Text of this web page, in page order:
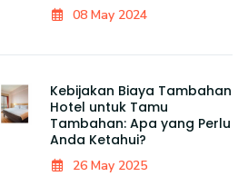
08 May 2024
Kebijakan Biaya Tambahan
Hotel untuk Tamu
Tambahan: Apa yang Perlu
Anda Ketahui?
26 May 2025